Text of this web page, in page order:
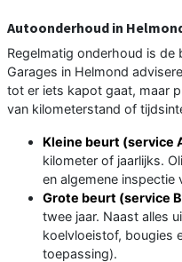
Autoonderhoud in
Regelmatig onderhoud is de
Garages in Helmond
tot er iets kapot gaat, maar
van kilometerstand of
Kleine beurt (service
kilometer of jaarlijks.
en algemene inspectie
Grote beurt (service
twee jaar. Naast alles
koelvloeistof, bougies
toepassing).